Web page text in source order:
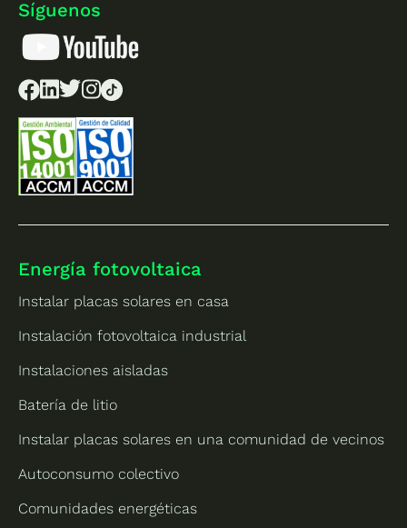
Síguenos
Energía fotovoltaica
Instalar placas solares en casa
Instalación fotovoltaica industrial
Instalaciones aisladas
Batería de litio
Instalar placas solares en una comunidad de vecinos
Autoconsumo colectivo
Comunidades energéticas